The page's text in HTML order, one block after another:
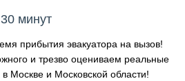
минут
прибытия эвакуатора на вызов!
и трезво оцениваем реальные
Москве и Московской области!